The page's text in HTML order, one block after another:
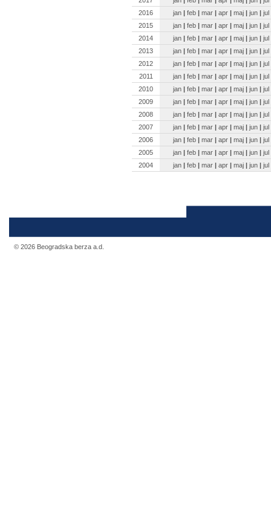
2016
jan | feb | mar | apr | maj | jun | jul
2015
jan | feb | mar | apr | maj | jun | jul
2014
jan | feb | mar | apr | maj | jun | jul
2013
jan | feb | mar | apr | maj | jun | jul
2012
jan | feb | mar | apr | maj | jun | jul
2011
jan | feb | mar | apr | maj | jun | jul
2010
jan | feb | mar | apr | maj | jun | jul
2009
jan | feb | mar | apr | maj | jun | jul
2008
jan | feb | mar | apr | maj | jun | jul
2007
jan | feb | mar | apr | maj | jun | jul
2006
jan | feb | mar | apr | maj | jun | jul
2005
jan | feb | mar | apr | maj | jun | jul
2004
jan | feb | mar | apr | maj | jun | jul
© 2026 Beogradska berza a.d.